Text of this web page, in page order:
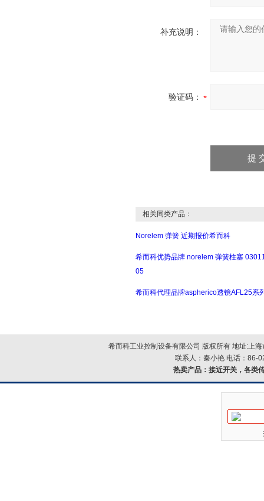
补充说明：
验证码：
相关同类产品：
Norelem 弹簧 近期报价希而科
希而科优势品牌 norelem 弹簧柱塞
05
希而科代理品牌aspherico透镜AFL25系
希而科工业控制设备有限公司 版权所有 地址:上
联系人：秦小艳 电话：86-
热卖产品： 接近开关，各类